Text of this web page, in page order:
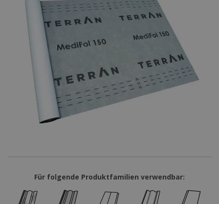
Für folgende Produktfamilien verwendbar: